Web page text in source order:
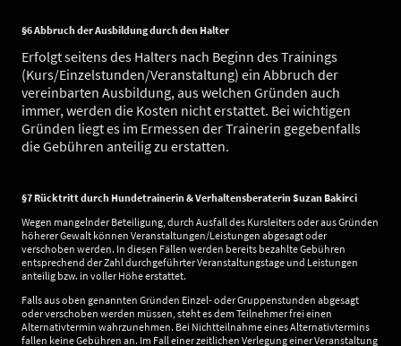
§6 Abbruch der Ausbildung durch den Halter
Erfolgt seitens des Halters nach Beginn des Trainings
(Kurs/Einzelstunden/Veranstaltung) ein Abbruch der
vereinbarten Ausbildung, aus welchen Gründen auch
immer, werden die Kosten nicht erstattet. Bei wichtigen
Gründen liegt es im Ermessen der Trainerin gegebenfalls
die Gebühren anteilig zu erstatten.
§7 Rücktritt durch Hundetrainerin & Verhaltensberaterin Suzan Bakirci
Wegen mangelnder Beteiligung, durch Ausfall des Kursleiters oder aus Gründen
höherer Gewalt können Veranstaltungen/Leistungen abgesagt oder
verschoben werden. In diesen Fällen werden bereits bezahlte Gebühren
entsprechend der Zahl durchgeführter Veranstaltungstage und Leistungen
anteilig bzw. in voller Höhe erstattet.
Falls aus oben genannten Gründen Einzel- oder Gruppenstunden abgesagt
oder verschoben werden müssen, steht es dem Teilnehmer frei einen
Alternativtermin wahrzunehmen. Bei Nichtteilnahme eines Alternativtermins
fallen keine Gebühren an. Im Fall einer zeitlichen Verlegung einer Veranstaltung